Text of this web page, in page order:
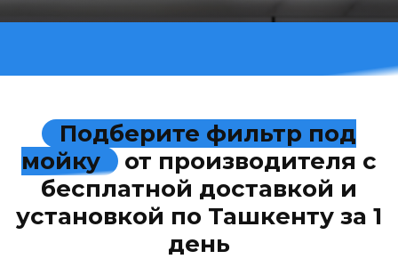
Подберите фильтр под
мойку
от производителя с
бесплатной доставкой и
установкой по Ташкенту за 1
день